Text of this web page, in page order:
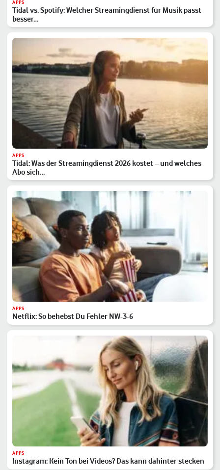
APPS
Tidal vs. Spotify: Welcher Streamingdienst für Musik passt
besser…
APPS
Tidal: Was der Streamingdienst 2026 kostet – und welches
Abo sich…
APPS
Netflix: So behebst Du Fehler NW-3-6
APPS
Instagram: Kein Ton bei Videos? Das kann dahinter stecken